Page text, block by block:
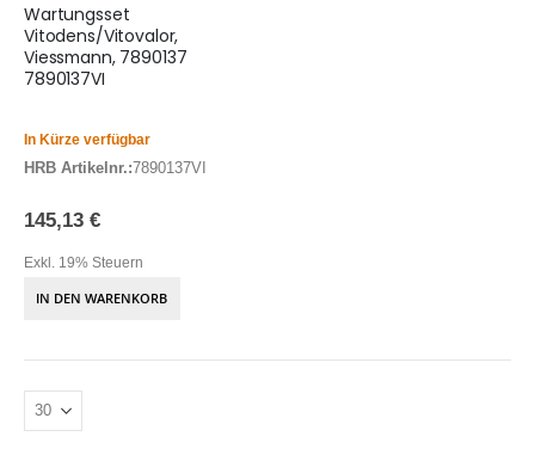
Wartungsset
Vitodens/Vitovalor,
Viessmann, 7890137
7890137VI
In Kürze verfügbar
HRB Artikelnr.:7890137VI
145,13 €
Exkl. 19% Steuern
IN DEN WARENKORB